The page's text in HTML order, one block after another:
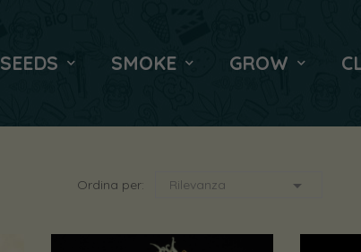
SEEDS SMOKE GROW
Ordina per: Rilevanza 